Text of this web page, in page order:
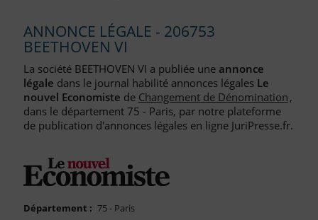
Journaux Habilités (JAL) Annonces Légales
Départements pour la Publication d'Annonces Légales
Liste des Greffes
Liste des CCI
FAQ
Nous Contacter
ANNONCE LÉGALE - 206753
BEETHOVEN VI
La société BEETHOVEN VI a publiée une annonce
légale dans le journal habilité annonces légales Le
nouvel Economiste de Changement de Dénomination,
dans le département 75 - Paris, par notre plateforme
de publication d'annonces légales en ligne JuriPresse.fr.
Département : 75 - Paris